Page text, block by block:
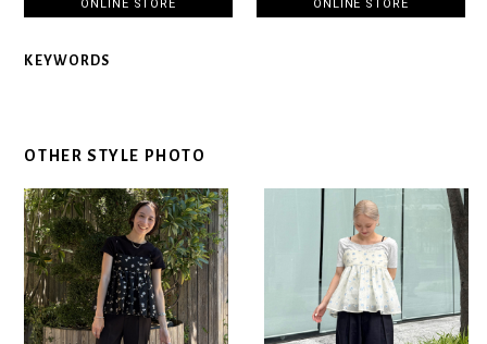
ONLINE STORE ONLINE STORE
KEYWORDS
OTHER STYLE PHOTO